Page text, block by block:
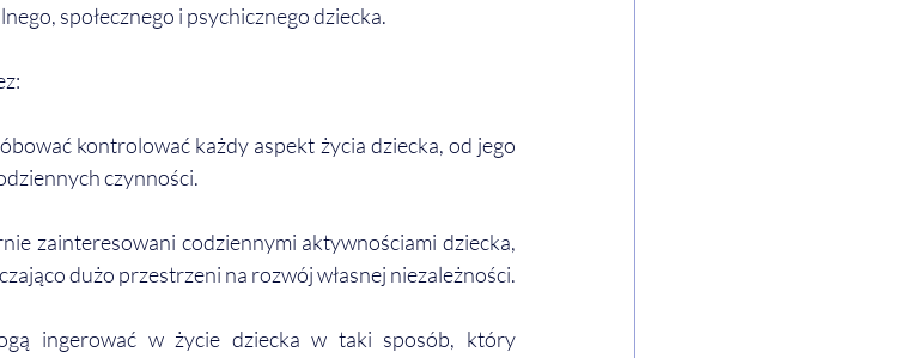
społecznego i psychicznego dziecka.
kontrolować każdy aspekt życia dziecka, od jego
czynności.
zainteresowani codziennymi aktywnościami dziecka,
dużo przestrzeni na rozwój własnej niezależności.
ingerować w życie dziecka w taki sposób, który